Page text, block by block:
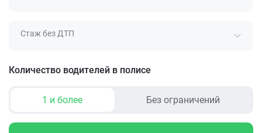
Стаж без ДТП
Количество водителей в полисе
1 и более Без ограничений